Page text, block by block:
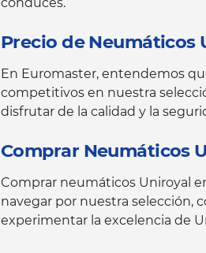
Precio de Neumáticos
En Euromaster, entendemos
competitivos en nuestra
disfrutar de la calidad y la
Comprar Neumáticos
Comprar neumáticos Uniroyal
navegar por nuestra selección,
experimentar la excelencia de